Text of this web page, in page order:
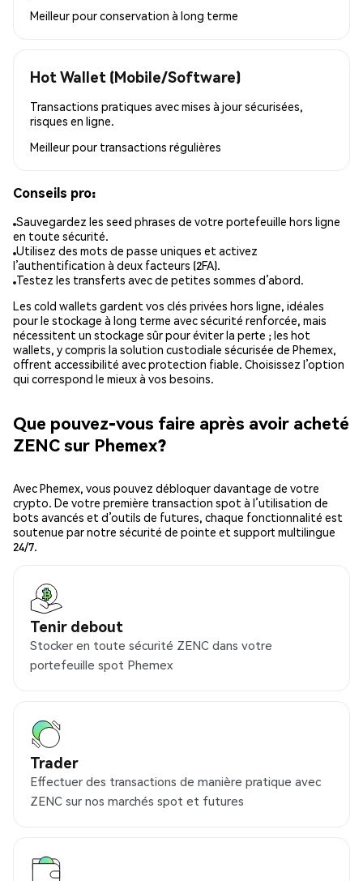
Meilleur pourconservation à long terme
Hot Wallet (Mobile/Software)
Transactions pratiques avec mises à jour sécurisées,
risques en ligne.
Meilleur pour transactions régulières
Conseils pro:
Sauvegardez les seed phrases de votre portefeuille hors ligne
en toute sécurité.
Utilisez des mots de passe uniques et activez
l’authentification à deux facteurs (2FA).
Testez les transferts avec de petites sommes d’abord.
Les cold wallets gardent vos clés privées hors ligne, idéales
pour le stockage à long terme avec sécurité renforcée, mais
nécessitent un stockage sûr pour éviter la perte ; les hot
wallets, y compris la solution custodiale sécurisée de Phemex,
offrent accessibilité avec protection fiable. Choisissez l’option
qui correspond le mieux à vos besoins.
Que pouvez-vous faire après avoir acheté
ZENC sur Phemex?
Avec Phemex, vous pouvez débloquer davantage de votre
crypto. De votre première transaction spot à l’utilisation de
bots avancés et d’outils de futures, chaque fonctionnalité est
soutenue par notre sécurité de pointe et support multilingue
24/7.
Tenir debout
Stocker en toute sécurité ZENC dans votre
portefeuille spot Phemex
Trader
Effectuer des transactions de manière pratique avec
ZENC sur nos marchés spot et futures